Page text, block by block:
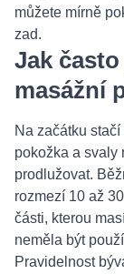
můžete mírně
zad.
Jak
masážní
Na začátku
pokožka a svaly
prodlužovat.
rozmezí 10 až
části, kterou
neměla být
Pravidelnost